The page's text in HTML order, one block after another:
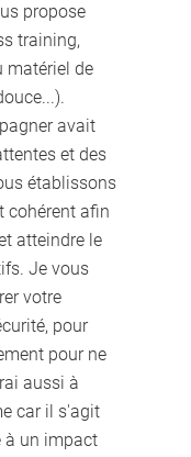
propose
training,
matériel de
avait
et des
établissons
cohérent afin
atteindre le
Je vous
votre
pour
pour ne
aussi à
car il s'agit
à un impact